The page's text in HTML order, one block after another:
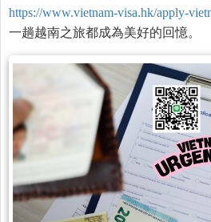
https://www.vietnam-visa.hk/apply-
一趟越南之旅都成為美好的回憶。